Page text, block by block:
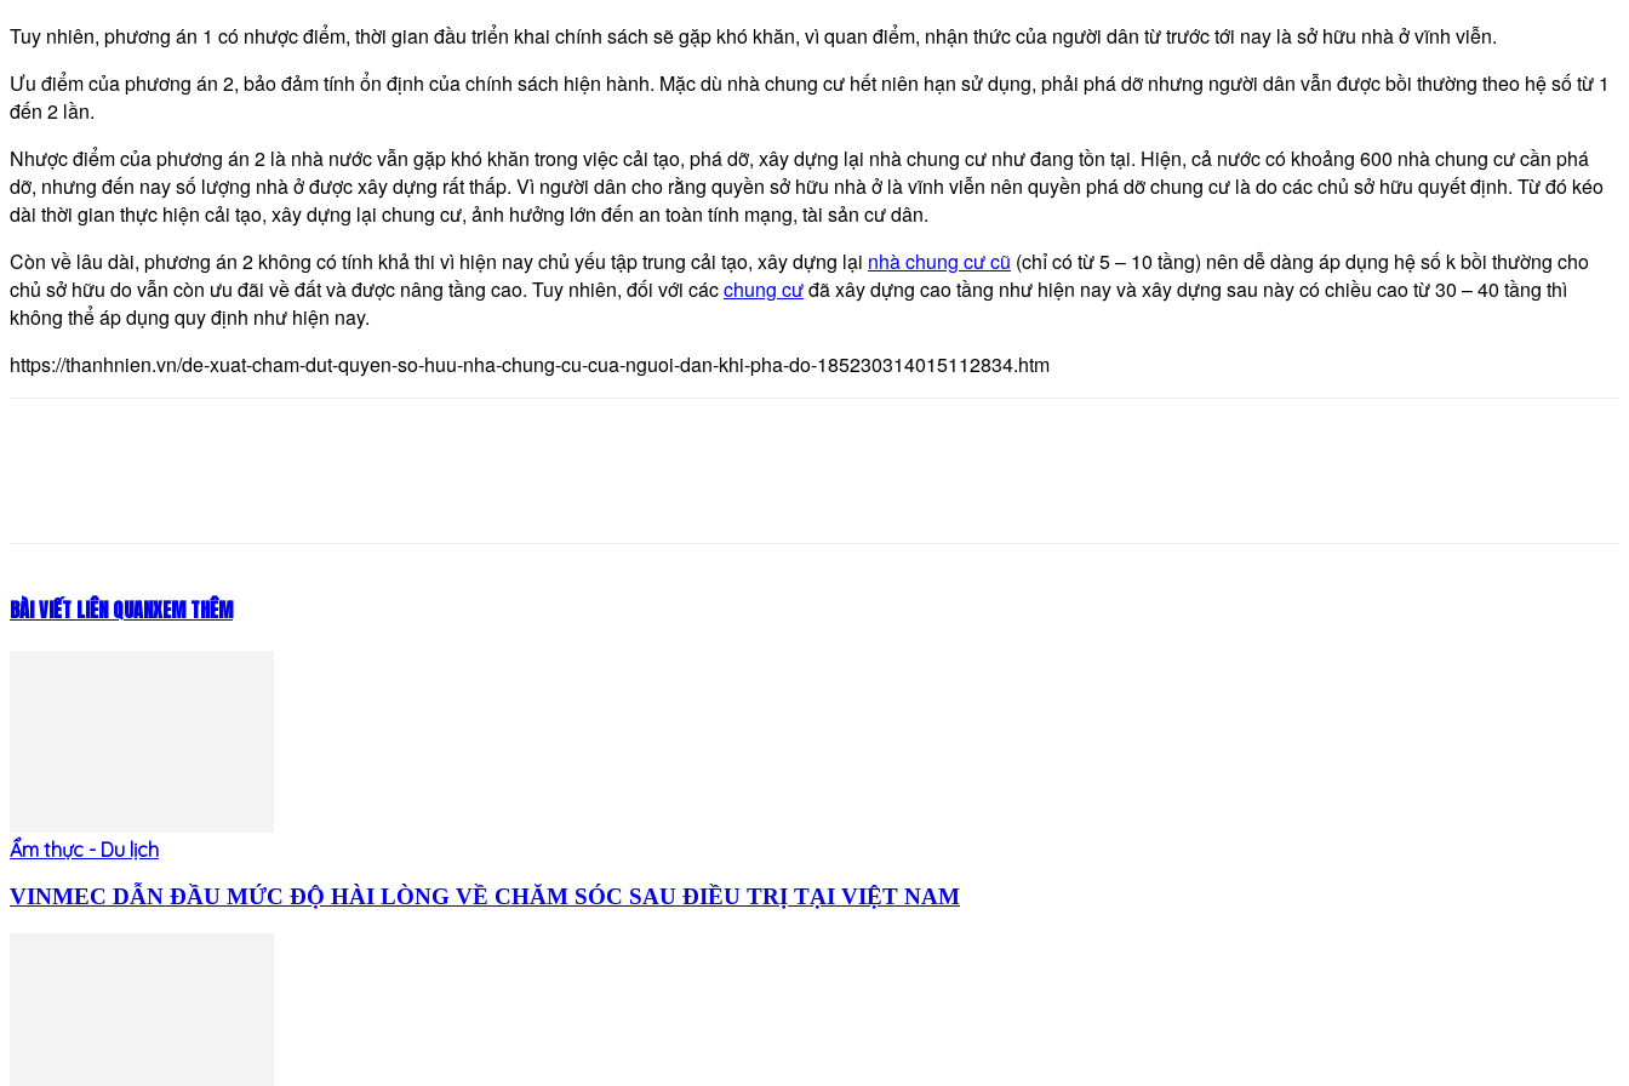
Tuy nhiên, phương án 1 có nhược điểm, thời gian đầu triển khai chính sách sẽ gặp khó khăn, vì quan điểm, nhận thức của người dân từ trước tới nay là sở hữu nhà ở vĩnh viễn.
Ưu điểm của phương án 2, bảo đảm tính ổn định của chính sách hiện hành. Mặc dù nhà chung cư hết niên hạn sử dụng, phải phá dỡ nhưng người dân vẫn được bồi thường theo hệ số từ 1
đến 2 lần.
Nhược điểm của phương án 2 là nhà nước vẫn gặp khó khăn trong việc cải tạo, phá dỡ, xây dựng lại nhà chung cư như đang tồn tại. Hiện, cả nước có khoảng 600 nhà chung cư cần phá
dỡ, nhưng đến nay số lượng nhà ở được xây dựng rất thấp. Vì người dân cho rằng quyền sở hữu nhà ở là vĩnh viễn nên quyền phá dỡ chung cư là do các chủ sở hữu quyết định. Từ đó kéo
dài thời gian thực hiện cải tạo, xây dựng lại chung cư, ảnh hưởng lớn đến an toàn tính mạng, tài sản cư dân.
Còn về lâu dài, phương án 2 không có tính khả thi vì hiện nay chủ yếu tập trung cải tạo, xây dựng lại nhà chung cư cũ (chỉ có từ 5 – 10 tầng) nên dễ dàng áp dụng hệ số k bồi thường cho
chủ sở hữu do vẫn còn ưu đãi về đất và được nâng tầng cao. Tuy nhiên, đối với cácchung cưđã xây dựng cao tầng như hiện nay và xây dựng sau này có chiều cao từ 30 – 40 tầng thì
không thể áp dụng quy định như hiện nay.
https://thanhnien.vn/de-xuat-cham-dut-quyen-so-huu-nha-chung-cu-cua-nguoi-dan-khi-pha-do-185230314015112834.htm
BÀI VIẾT LIÊN QUANXEM THÊM
Ẩm thực - Du lịch
VINMEC DẪN ĐẦU MỨC ĐỘ HÀI LÒNG VỀ CHĂM SÓC SAU ĐIỀU TRỊ TẠI VIỆT NAM